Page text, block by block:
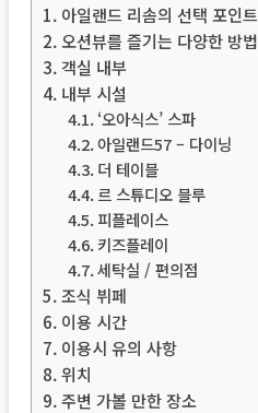
아일랜드 리솜의 선택 포인트
오션뷰를 즐기는 다양한 방법
객실 내부
내부 시설
‘오아식스’ 스파
아일랜드57 – 다이닝
더 테이블
르 스튜디오 블루
피플레이스
키즈플레이
세탁실 / 편의점
조식 뷔페
이용 시간
이용시 유의 사항
위치
주변 가볼 만한 장소